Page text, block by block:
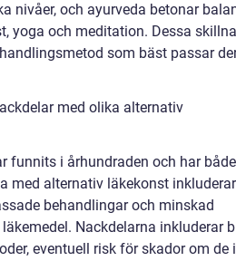
nivåer, och ayurveda betonar
yoga och meditation. Dessa
som bäst passar
med olika alternativ
funnits i århundraden och har både
med alternativ läkekonst
behandlingar och minskad
Nackdelarna inkluderar
eventuell risk för skador om de